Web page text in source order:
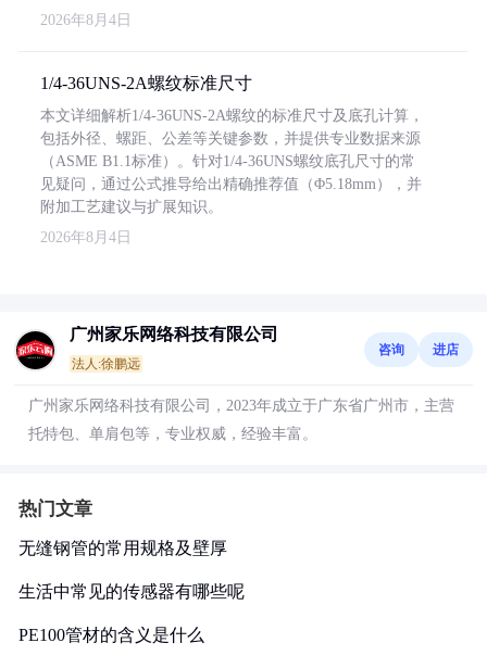
2026年8月4日
1/4-36UNS-2A螺纹标准尺寸
本文详细解析1/4-36UNS-2A螺纹的标准尺寸及底孔计算，
包括外径、螺距、公差等关键参数，并提供专业数据来源
（ASME B1.1标准）。针对1/4-36UNS螺纹底孔尺寸的常
见疑问，通过公式推导给出精确推荐值（Φ5.18mm），并
附加工艺建议与扩展知识。
2026年8月4日
广州家乐网络科技有限公司
法人:徐鹏远
咨询 进店
广州家乐网络科技有限公司，2023年成立于广东省广州市，主营
托特包、单肩包等，专业权威，经验丰富。
热门文章
无缝钢管的常用规格及壁厚
生活中常见的传感器有哪些呢
PE100管材的含义是什么